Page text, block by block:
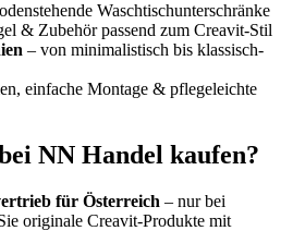
Waschtischunterschränke
& Zubehör passend zum Creavit-Stil
– von minimalistisch bis klassisch-
einfache Montage & pflegeleichte
NN Handel kaufen?
für Österreich – nur bei
originale Creavit-Produkte mit